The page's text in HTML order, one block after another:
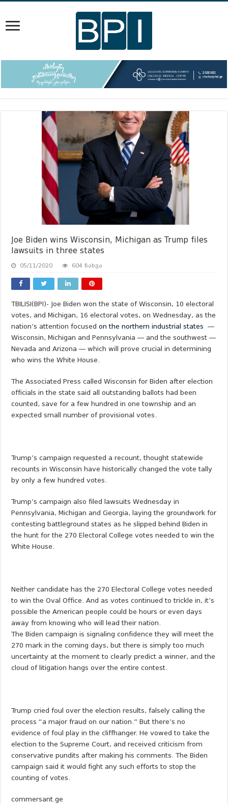
Joe Biden wins Wisconsin, Michigan as Trump files
lawsuits in three states
05/11/2020 604 ნახვა
TBILISI(BPI)- Joe Biden won the state of Wisconsin, 10 electoral
votes, and Michigan, 16 electoral votes, on Wednesday, as the
nation’s attention focusedon the northern industrial states —
Wisconsin, Michigan and Pennsylvania — and the southwest —
Nevada and Arizona — which will prove crucial in determining
who wins the White House.
The Associated Press called Wisconsin for Biden after election
officials in the state said all outstanding ballots had been
counted, save for a few hundred in one township and an
expected small number of provisional votes.
Trump’s campaign requested a recount, thought statewide
recounts in Wisconsin have historically changed the vote tally
by only a few hundred votes.
Trump’s campaign also filed lawsuits Wednesday in
Pennsylvania, Michigan and Georgia, laying the groundwork for
contesting battleground states as he slipped behind Biden in
the hunt for the 270 Electoral College votes needed to win the
White House.
Neither candidate has the 270 Electoral College votes needed
to win the Oval Office. And as votes continued to trickle in, it’s
possible the American people could be hours or even days
away from knowing who will lead their nation.
The Biden campaign is signaling confidence they will meet the
270 mark in the coming days, but there is simply too much
uncertainty at the moment to clearly predict a winner, and the
cloud of litigation hangs over the entire contest.
Trump cried foul over the election results, falsely calling the
process “a major fraud on our nation.” But there’s no
evidence of foul play in the cliffhanger. He vowed to take the
election to the Supreme Court, and received criticism from
conservative pundits after making his comments. The Biden
campaign said it would fight any such efforts to stop the
counting of votes.
commersant.ge